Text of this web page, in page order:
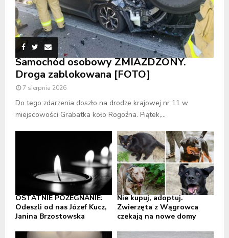
Samochód osobowy ZMIAŻDŻONY.
Droga zablokowana [FOTO]
7 sierpnia 2026
Do tego zdarzenia doszło na drodze krajowej nr 11 w
miejscowości Grabatka koło Rogoźna. Piątek,...
OSTATNIE POŻEGNANIE:
Odeszli od nas Józef Kucz,
Janina Brzostowska
Nie kupuj, adoptuj.
Zwierzęta z Wągrowca
czekają na nowe domy